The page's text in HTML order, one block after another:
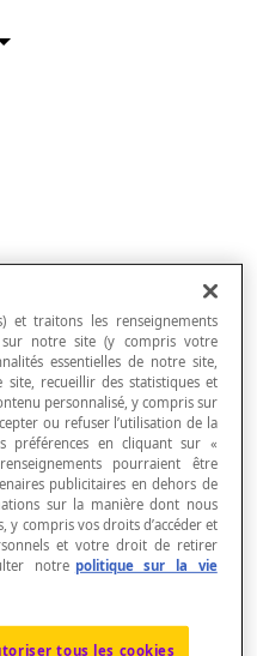
des
grandeurs, des
nombreet
les communications
ou publicitaires, ce qui
sont des
de numération, il y
et traitons les renseignements
notre site (y compris votre
essentielles de notre site,
recueillir des statistiques et
personnalisé, y compris sur
ou refuser l’utilisation de la
préférences en cliquant sur «
pourraient être
publicitaires en dehors de
sur la manière dont nous
y compris vos droits d’accéder et
et votre droit de retirer
notre politique sur la vie
tous les cookies